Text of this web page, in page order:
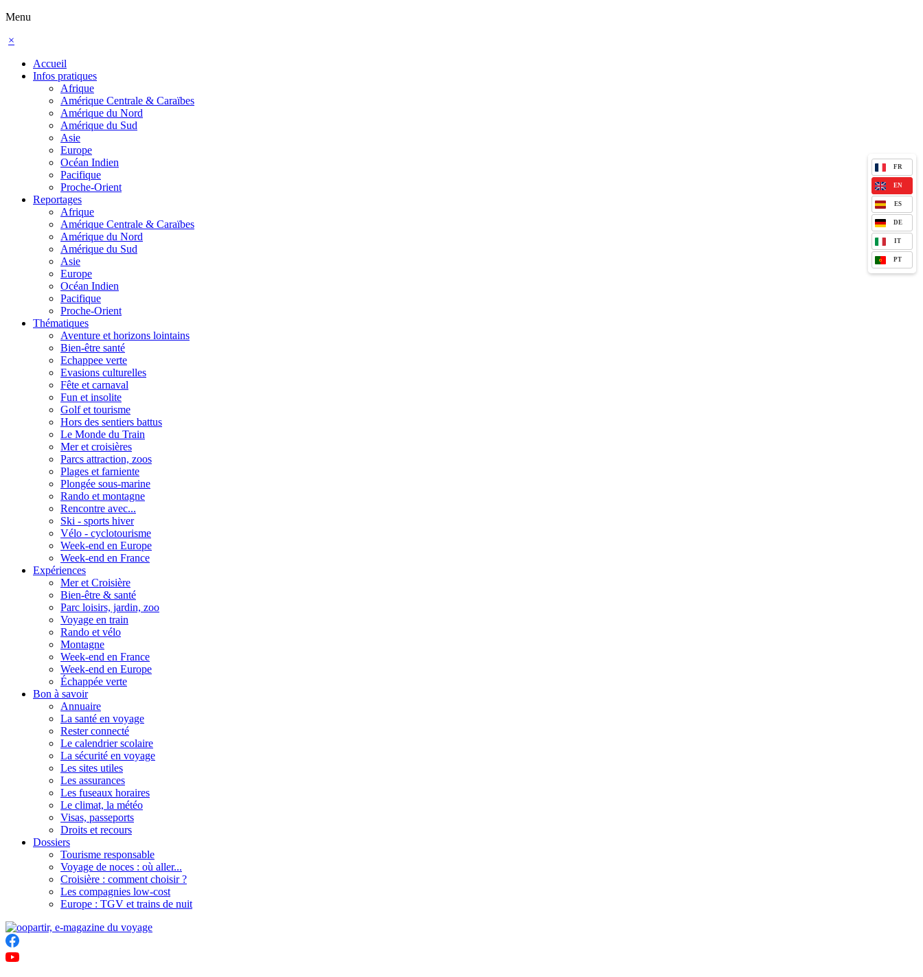
Menu
×
Accueil
Infos pratiques
Afrique
Amérique Centrale & Caraïbes
Amérique du Nord
Amérique du Sud
Asie
Europe
Océan Indien
Pacifique
Proche-Orient
Reportages
Afrique
Amérique Centrale & Caraïbes
Amérique du Nord
Amérique du Sud
Asie
Europe
Océan Indien
Pacifique
Proche-Orient
Thématiques
Aventure et horizons lointains
Bien-être santé
Echappee verte
Evasions culturelles
Fête et carnaval
Fun et insolite
Golf et tourisme
Hors des sentiers battus
Le Monde du Train
Mer et croisières
Parcs attraction, zoos
Plages et farniente
Plongée sous-marine
Rando et montagne
Rencontre avec...
Ski - sports hiver
Vélo - cyclotourisme
Week-end en Europe
Week-end en France
Expériences
Mer et Croisière
Bien-être & santé
Parc loisirs, jardin, zoo
Voyage en train
Rando et vélo
Montagne
Week-end en France
Week-end en Europe
Échappée verte
Bon à savoir
Annuaire
La santé en voyage
Rester connecté
Le calendrier scolaire
La sécurité en voyage
Les sites utiles
Les assurances
Les fuseaux horaires
Le climat, la météo
Visas, passeports
Droits et recours
Dossiers
Tourisme responsable
Voyage de noces : où aller...
Croisière : comment choisir ?
Les compagnies low-cost
Europe : TGV et trains de nuit
FR
EN
ES
DE
IT
PT